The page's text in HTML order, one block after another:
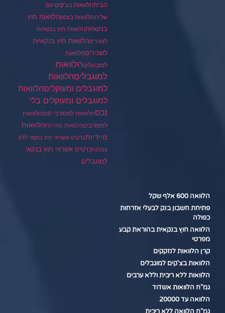
הביתהלוואות בצ'קים עם
שליחהלוואות בצפוןהלוואות חוץ
בנקאיותהלוואות חוץ בנקאיות
לצעיריםהלוואות חוץ בנקאיות
לשכיריםהלוואות
למובטליםהלוואות
למוגבליםהלוואות
למוגבלים ומעוקליםהלוואות
למוגבלים ומעוקלים בלי
נכסהלוואות למסורבי bdi
הלוואות
למסורביםהלוואות מהירותהלוואות
מיידיותכרטיס אשראי חוץ בנקאי ללא
עמלותכרטיס אשראי חוץ בנקאי
למוגבלים
הלוואה 600 אלף שקל
פתיחת חשבון בנק לבעלי אזרחות
כפולה
הלוואה חוץ בנקאית בהוראת קבע
מפרטי
קרן הלוואות לנזקקים
הלוואות בצ'קים למוגבלים
הלוואות ללא ריבית וללא ערבים
גמ"ח הלוואות אשדוד
הלוואה עד 20000